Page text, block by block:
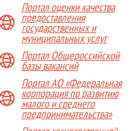
Портал оценки качества
предоставления
государственных и
муниципальных услуг
Портал Общероссийской
базы вакансий
Портал АО «Федеральная
корпорация по развитию
малого и среднего
предпринимательства»